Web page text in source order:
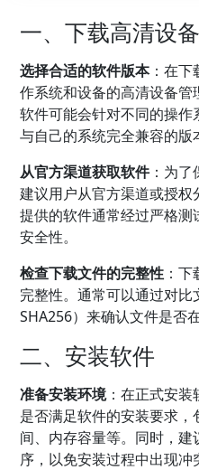
一、下载高清设
选择合适的软件版本：在下
作系统和设备的高清设备
软件可能会针对不同的操
与自己的系统完全兼容的版
从官方渠道获取软件：为了
建议用户从官方渠道或授
提供的软件通常经过严格
安全性。
检查下载文件的完整性 ：
完整性。通常可以通过对
SHA256）来确认文件是否
二、安装软件
准备安装环境：在正式安装
是否满足软件的安装要求
间、内存容量等。同时，
序，以免安装过程中出现冲